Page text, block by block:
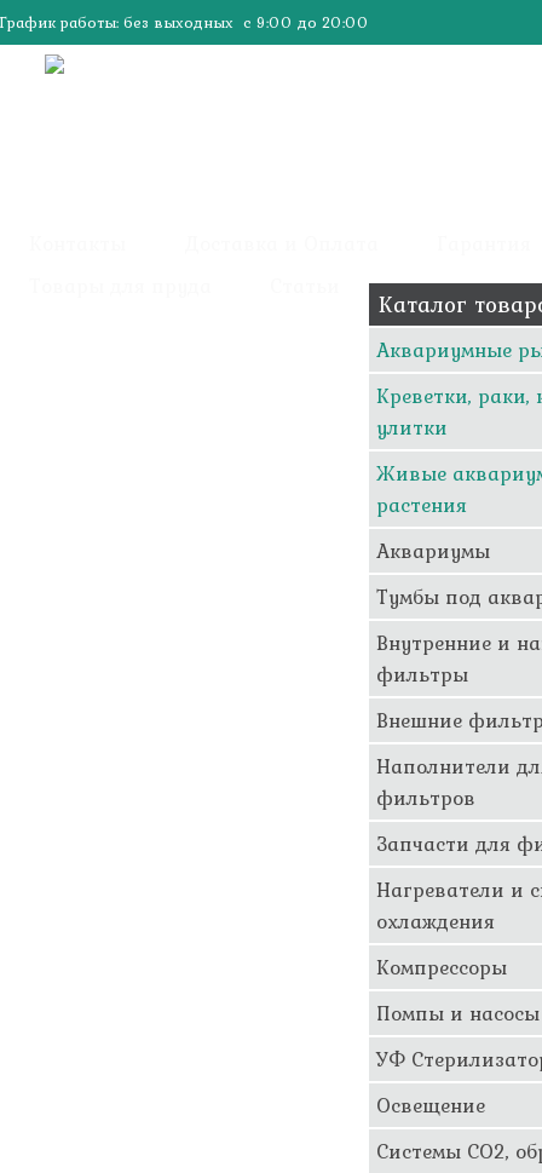
График работы: без выходных с 9:00 до 20:00
Каталог
Аквариумные
Креветки, раки,
улитки
Живые
растения
Аквариумы
Тумбы под
Внутренние и
фильтры
Внешние
Наполнители
фильтров
Запчасти для
Нагреватели и
охлаждения
Компрессоры
Помпы и насосы
УФ
Освещение
Системы CO2,